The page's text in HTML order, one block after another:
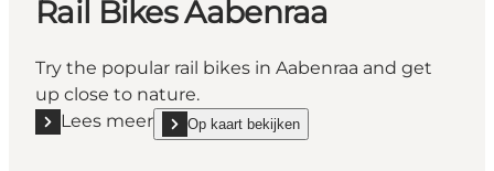
Rail Bikes Aabenraa
Try the popular rail bikes in Aabenraa and get
up close to nature.
Lees meer
Lees meer "Rail Bikes Aabenraa"
Op kaart bekijken
show Rail Bikes Aabenraa on_map